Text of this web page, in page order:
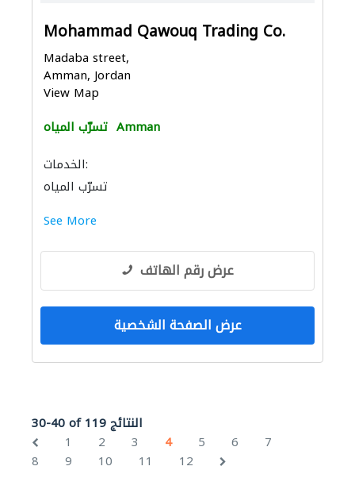
Mohammad Qawouq Trading Co.
Madaba street,
Amman, Jordan
View Map
تسرّب المياه Amman
الخدمات:
تسرّب المياه
See More
عرض رقم الهاتف
عرض الصفحة الشخصية
30-40 of 119 النتائج
1
2 3 4 5 6
7
8
9 10 11 12